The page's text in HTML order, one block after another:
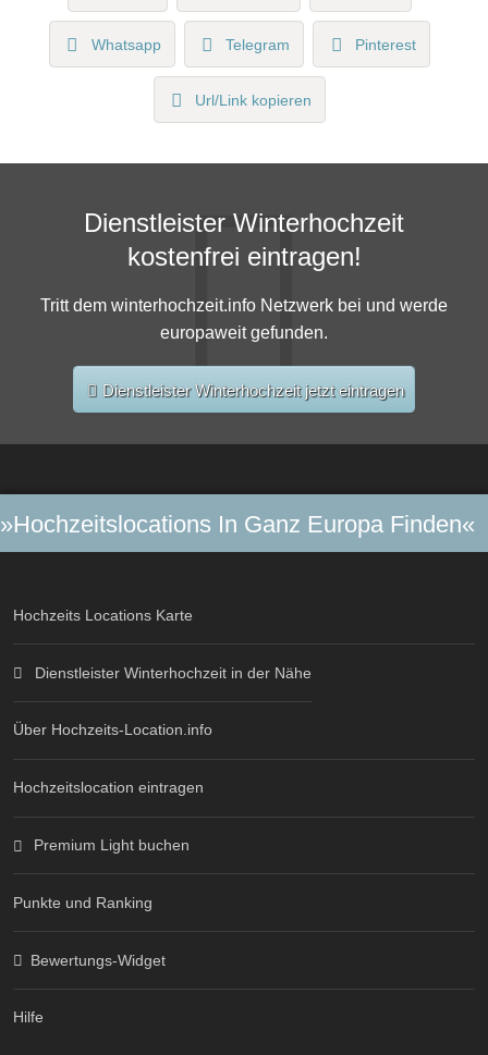
Whatsapp Telegram Pinterest
Url/Link kopieren
Dienstleister Winterhochzeit
kostenfrei eintragen!
Tritt dem winterhochzeit.info Netzwerk bei und werde
europaweit gefunden.
Dienstleister Winterhochzeit jetzt eintragen
»Hochzeitslocations In Ganz Europa Finden«
Hochzeits Locations Karte
Dienstleister Winterhochzeit in der Nähe
Über Hochzeits-Location.info
Hochzeitslocation eintragen
Premium Light buchen
Punkte und Ranking
Bewertungs-Widget
Hilfe